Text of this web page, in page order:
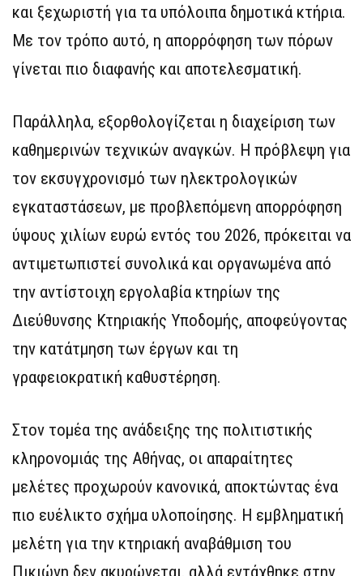
και ξεχωριστή για τα υπόλοιπα δημοτικά κτήρια.
Με τον τρόπο αυτό, η απορρόφηση των πόρων
γίνεται πιο διαφανής και αποτελεσματική.
Παράλληλα, εξορθολογίζεται η διαχείριση των
καθημερινών τεχνικών αναγκών. Η πρόβλεψη για
τον εκσυγχρονισμό των ηλεκτρολογικών
εγκαταστάσεων, με προβλεπόμενη απορρόφηση
ύψους χιλίων ευρώ εντός του 2026, πρόκειται να
αντιμετωπιστεί συνολικά και οργανωμένα από
την αντίστοιχη εργολαβία κτηρίων της
Διεύθυνσης Κτηριακής Υποδομής, αποφεύγοντας
την κατάτμηση των έργων και τη
γραφειοκρατική καθυστέρηση.
Στον τομέα της ανάδειξης της πολιτιστικής
κληρονομιάς της Αθήνας, οι απαραίτητες
μελέτες προχωρούν κανονικά, αποκτώντας ένα
πιο ευέλικτο σχήμα υλοποίησης. Η εμβληματική
μελέτη για την κτηριακή αναβάθμιση του
Πικιώνη δεν ακυρώνεται, αλλά εντάχθηκε στην